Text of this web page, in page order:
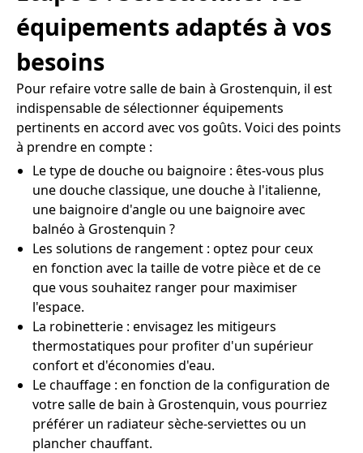
équipements adaptés à vos
besoins
Pour refaire votre salle de bain à Grostenquin, il est
indispensable de sélectionner équipements
pertinents en accord avec vos goûts. Voici des points
à prendre en compte :
Le type de douche ou baignoire : êtes-vous plus
une douche classique, une douche à l'italienne,
une baignoire d'angle ou une baignoire avec
balnéo à Grostenquin ?
Les solutions de rangement : optez pour ceux
en fonction avec la taille de votre pièce et de ce
que vous souhaitez ranger pour maximiser
l'espace.
La robinetterie : envisagez les mitigeurs
thermostatiques pour profiter d'un supérieur
confort et d'économies d'eau.
Le chauffage : en fonction de la configuration de
votre salle de bain à Grostenquin, vous pourriez
préférer un radiateur sèche-serviettes ou un
plancher chauffant.